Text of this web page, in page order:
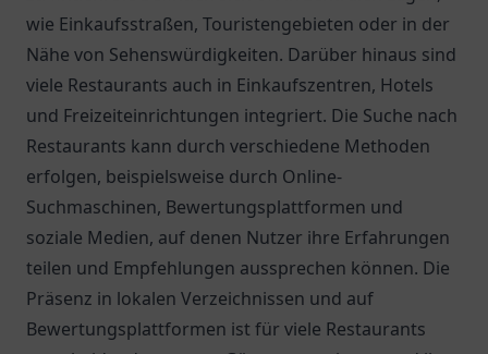
wie Einkaufsstraßen, Touristengebieten oder in der
Nähe von Sehenswürdigkeiten. Darüber hinaus sind
viele Restaurants auch in Einkaufszentren, Hotels
und Freizeiteinrichtungen integriert. Die Suche nach
Restaurants kann durch verschiedene Methoden
erfolgen, beispielsweise durch Online-
Suchmaschinen, Bewertungsplattformen und
soziale Medien, auf denen Nutzer ihre Erfahrungen
teilen und Empfehlungen aussprechen können. Die
Präsenz in lokalen Verzeichnissen und auf
Bewertungsplattformen ist für viele Restaurants